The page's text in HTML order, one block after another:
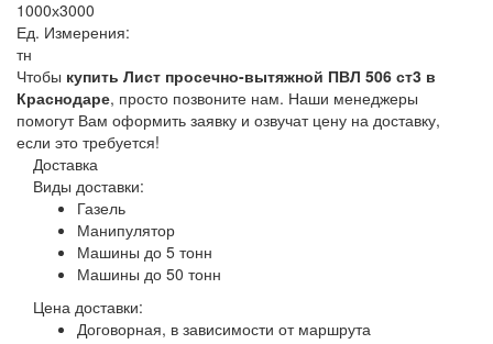
1000х3000
Ед. Измерения:
тн
Чтобы купить Лист просечно-вытяжной ПВЛ 506 ст3 в
Краснодаре, просто позвоните нам. Наши менеджеры
помогут Вам оформить заявку и озвучат цену на доставку,
если это требуется!
Доставка
Виды доставки:
Газель
Манипулятор
Машины до 5 тонн
Машины до 50 тонн
Цена доставки:
Договорная, в зависимости от маршрута